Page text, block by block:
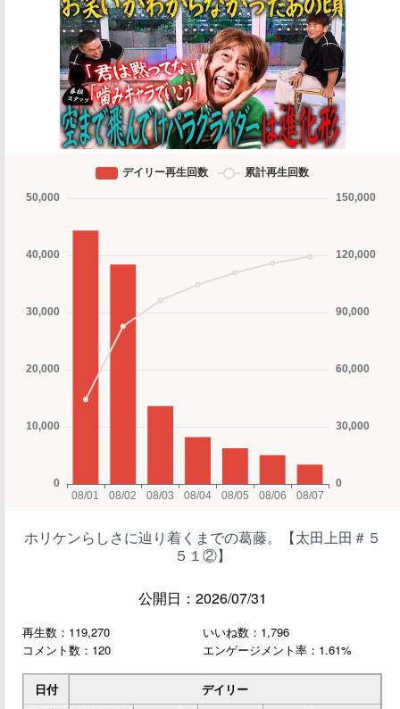
ホリケンらしさに辿り着くまでの葛藤。【太田上田＃５
５１②】
公開日：2026/07/31
再生数：119,270
いいね数：1,796
コメント数：120
エンゲージメント率：1.61%
日付
デイリー